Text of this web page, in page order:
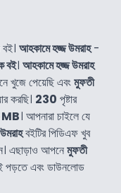
আহকামে হজ্জ উমরাহ-
বই। আহকামে হজ্জ উমরাহ
খুজে পেয়েছি এবংমুফতী
করছি। 230 পৃষ্টার
। আপনারা চাইলে যে
বইটির পিডিএফ খুব
এছাড়াও আপনেমুফতী
পড়তে এবং ডাউনলোড